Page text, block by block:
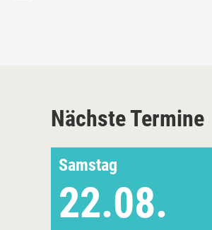
Nächste Termine
Samstag
22.08.